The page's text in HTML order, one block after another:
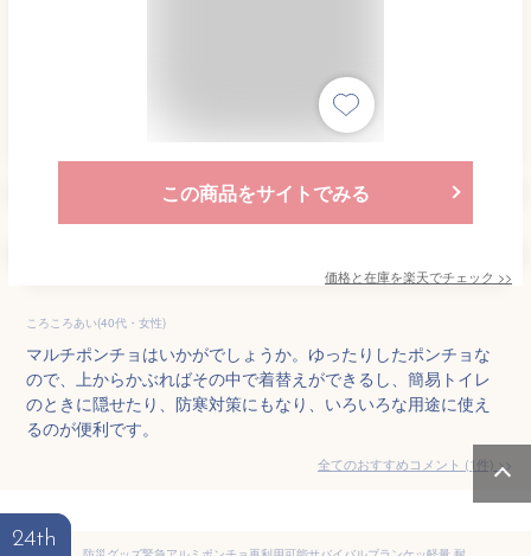
この商品をサイトでみる
価格と在庫を楽天でチェック >>
ころころあい(40代・女性)
マルチポンチョはいかがでしょうか。ゆったりしたポンチョな
ので、上からかぶればその中で着替えができるし、簡易トイレ
のときに隠せたり、防寒対策にもなり、いろいろな用途に使え
るのが便利です。
全てのおすすめコメント (1件) >
24th